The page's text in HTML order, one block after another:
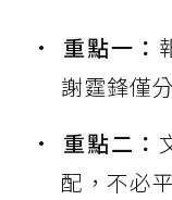
重點一：
謝霆鋒僅
重點二：
配，不必